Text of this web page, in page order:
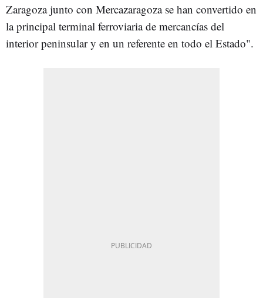
Zaragoza junto con Mercazaragoza se han convertido en
la principal terminal ferroviaria de mercancías del
interior peninsular y en un referente en todo el Estado".